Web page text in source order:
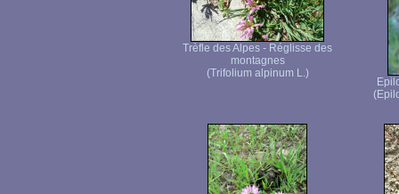
Trèfle des Alpes - Réglisse des
montagnes
(Trifolium alpinum L.)